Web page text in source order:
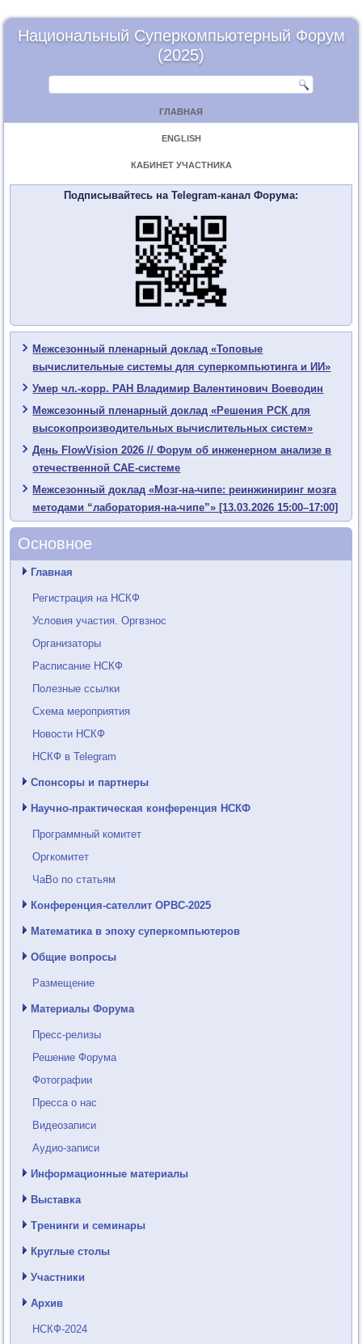
Национальный Суперкомпьютерный Форум
(2025)
ГЛАВНАЯ
ENGLISH
КАБИНЕТ УЧАСТНИКА
Подписывайтесь на Telegram-канал Форума:
Межсезонный пленарный доклад «Топовые
вычислительные системы для суперкомпьютинга и ИИ»
Умер чл.-корр. РАН Владимир Валентинович Воеводин
Межсезонный пленарный доклад «Решения РСК для
высокопроизводительных вычислительных систем»
День FlowVision 2026 // Форум об инженерном анализе в
отечественной CAE-системе
Межсезонный доклад «Мозг-на-чипе: реинжиниринг мозга
методами “лаборатория-на-чипе”» [13.03.2026 15:00–17:00]
Основное
Главная
Регистрация на НСКФ
Условия участия. Оргвзнос
Организаторы
Расписание НСКФ
Полезные ссылки
Схема мероприятия
Новости НСКФ
НСКФ в Telegram
Спонсоры и партнеры
Научно-практическая конференция НСКФ
Программный комитет
Оргкомитет
ЧаВо по статьям
Конференция-сателлит ОРВС-2025
Математика в эпоху суперкомпьютеров
Общие вопросы
Размещение
Материалы Форума
Пресс-релизы
Решение Форума
Фотографии
Пресса о нас
Видеозаписи
Аудио-записи
Информационные материалы
Выставка
Тренинги и семинары
Круглые столы
Участники
Архив
НСКФ-2024